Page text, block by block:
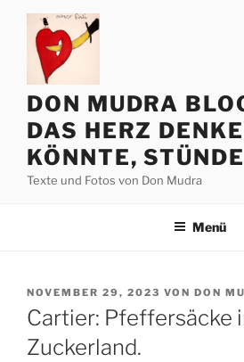
Zum
springen
DON MUDRA
DAS HERZ
KÖNNTE,
Texte und Fotos von Don Mudra
Menü
VERÖFFENTLICHT
AM
NOVEMBER 29, 2023 VON DON
Cartier: Pfeffersäcke
Zuckerland.